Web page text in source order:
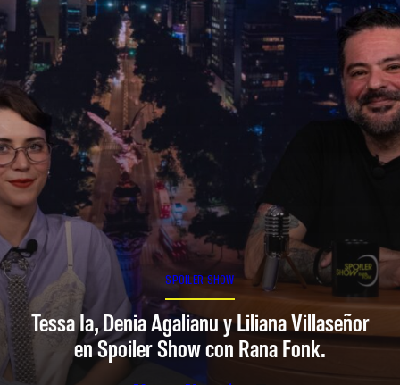
SPOILER SHOW
Tessa Ia, Denia Agalianu y Liliana Villaseñor
en Spoiler Show con Rana Fonk.